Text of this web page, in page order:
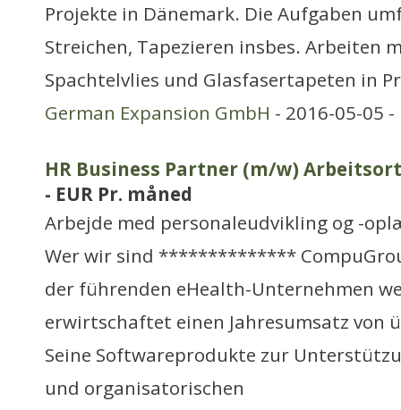
Projekte in Dänemark. Die Aufgaben
Streichen, Tapezieren insbes. Arbeiten
Spachtelvlies und Glasfasertapeten in
German Expansion GmbH - 2016-05-05 -
HR Business Partner (m/w)
- EUR Pr. måned
Arbejde med personaleudvikling og -
Wer wir sind **************
der führenden eHealth-Unternehmen
erwirtschaftet einen Jahresumsatz von
Seine Softwareprodukte zur
und organisatorischen